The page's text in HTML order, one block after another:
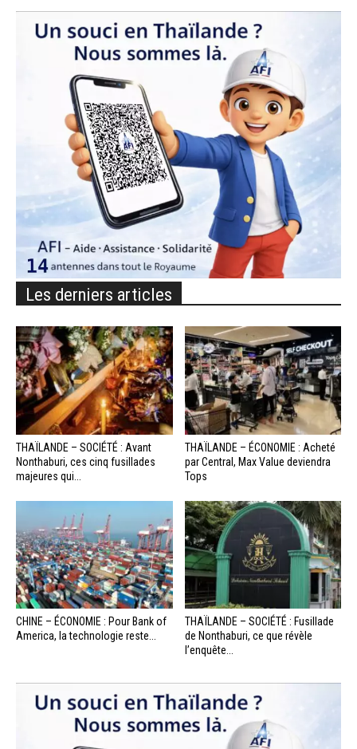
Les derniers articles
THAÏLANDE – SOCIÉTÉ : Avant
Nonthaburi, ces cinq fusillades
majeures qui...
THAÏLANDE – ÉCONOMIE : Acheté
par Central, Max Value deviendra
Tops
CHINE – ÉCONOMIE : Pour Bank of
America, la technologie reste...
THAÏLANDE – SOCIÉTÉ : Fusillade
de Nonthaburi, ce que révèle
l’enquête...